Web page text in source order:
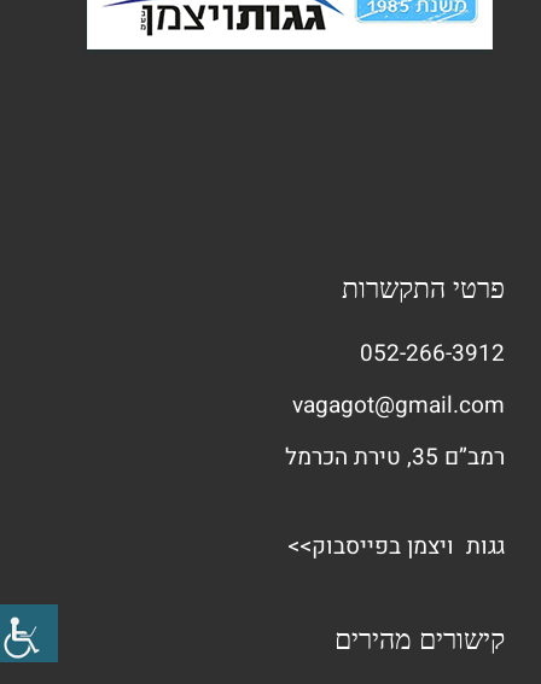
פרטי התקשרות
052-266-3912
vagagot@gmail.com
רמב”ם 35, טירת הכרמל
גגות ויצמן בפייסבוק>>
קישורים מהירים